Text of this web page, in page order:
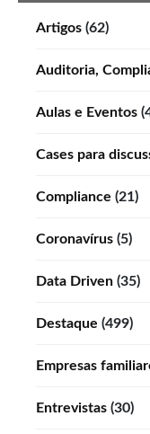
Artigos (62)
Auditoria,
Aulas e Eventos
Cases para
Compliance (21)
Coronavírus (5)
Data Driven (35)
Destaque (499)
Empresas
Entrevistas (30)